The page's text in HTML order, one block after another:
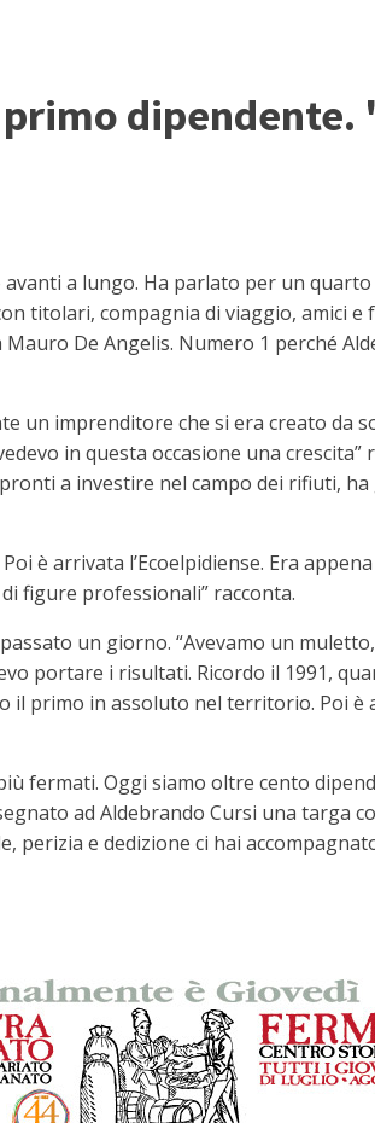
dipendente.
a lungo. Ha parlato per un quarto
titolari, compagnia di viaggio, amici e
De Angelis. Numero 1 perché
un imprenditore che si era creato da
in questa occasione una crescita”
a investire nel campo dei rifiuti,
è arrivata l’Ecoelpidiense. Era
figure professionali” racconta.
un giorno. “Avevamo un
portare i risultati. Ricordo il 1991,
il primo in assoluto nel territorio. Poi è
fermati. Oggi siamo oltre cento
ad Aldebrando Cursi una targa
perizia e dedizione ci hai